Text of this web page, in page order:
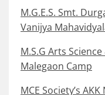
M.G.E.S. Smt.
Vanijya
M.S.G Arts
Malegaon Camp
MCE Society’s